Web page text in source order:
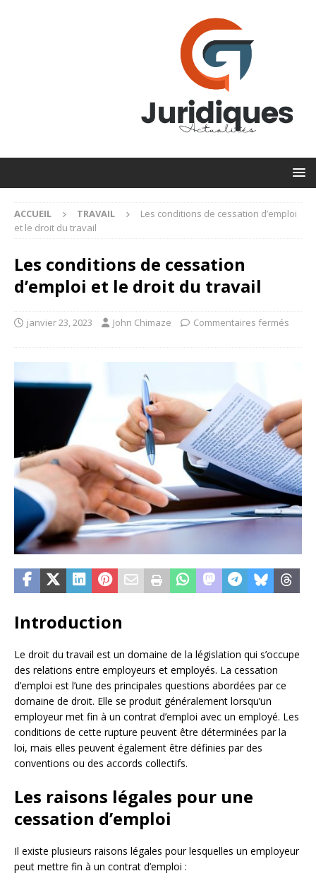
ACCUEIL TRAVAIL
Les conditions de cessation d’emploi
et le droit du travail
Les conditions de cessation
d’emploi et le droit du travail
janvier 23, 2023 John Chimaze Commentaires fermés
Introduction
Le droit du travail est un domaine de la législation qui s’occupe
des relations entre employeurs et employés. La cessation
d’emploi est l’une des principales questions abordées par ce
domaine de droit. Elle se produit généralement lorsqu’un
employeur met fin à un contrat d’emploi avec un employé. Les
conditions de cette rupture peuvent être déterminées par la
loi, mais elles peuvent également être définies par des
conventions ou des accords collectifs.
Les raisons légales pour une
cessation d’emploi
Il existe plusieurs raisons légales pour lesquelles un employeur
peut mettre fin à un contrat d’emploi :